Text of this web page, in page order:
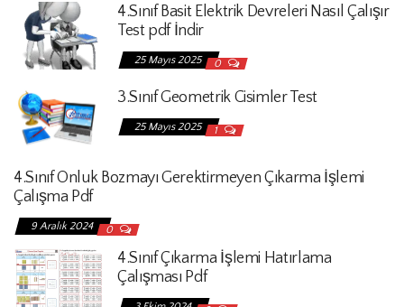
4.Sınıf Basit Elektrik Devreleri Nasıl Çalışır
Test pdf İndir
25 Mayıs 2025 0
3.Sınıf Geometrik Cisimler Test
25 Mayıs 2025 1
4.Sınıf Onluk Bozmayı Gerektirmeyen Çıkarma İşlemi
Çalışma Pdf
9 Aralık 2024 0
4.Sınıf Çıkarma İşlemi Hatırlama
Çalışması Pdf